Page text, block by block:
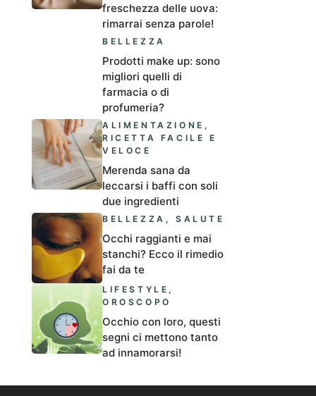
freschezza delle uova:
rimarrai senza parole!
BELLEZZA
Prodotti make up: sono
migliori quelli di
farmacia o di
profumeria?
ALIMENTAZIONE ,
RICETTA FACILE E
VELOCE
Merenda sana da
leccarsi i baffi con soli
due ingredienti
BELLEZZA ,SALUTE
Occhi raggianti e mai
stanchi? Ecco il rimedio
fai da te
LIFESTYLE ,
OROSCOPO
Occhio con loro, questi
segni ci mettono tanto
ad innamorarsi!